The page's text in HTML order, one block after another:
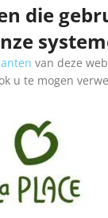
die
van deze
u te mogen